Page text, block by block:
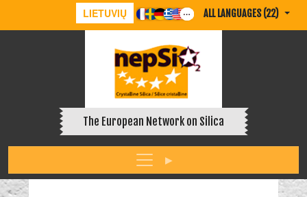
LIETUVIŲ ALL LANGUAGES (22)
The European Network on Silica